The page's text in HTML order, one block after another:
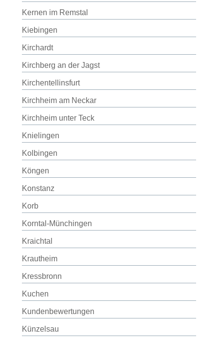
Kernen im Remstal
Kiebingen
Kirchardt
Kirchberg an der Jagst
Kirchentellinsfurt
Kirchheim am Neckar
Kirchheim unter Teck
Knielingen
Kolbingen
Köngen
Konstanz
Korb
Korntal-Münchingen
Kraichtal
Krautheim
Kressbronn
Kuchen
Kundenbewertungen
Künzelsau